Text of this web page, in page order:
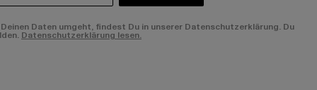
Daten umgeht, findest Du in unserer Datenschutzerklärung. Du
Datenschutzerklärung lesen.